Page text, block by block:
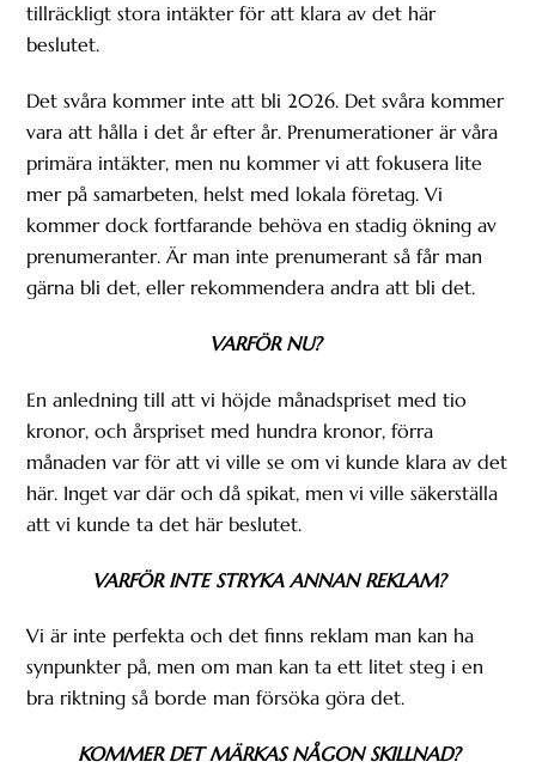
tillräckligt stora intäkter för att klara av det här
beslutet.
Det svåra kommer inte att bli 2026. Det svåra kommer
vara att hålla i det år efter år. Prenumerationer är våra
primära intäkter, men nu kommer vi att fokusera lite
mer på samarbeten, helst med lokala företag. Vi
kommer dock fortfarande behöva en stadig ökning av
prenumeranter. Är man inte prenumerant så får man
gärna bli det, eller rekommendera andra att bli det.
VARFÖR NU?
En anledning till att vi höjde månadspriset med tio
kronor, och årspriset med hundra kronor, förra
månaden var för att vi ville se om vi kunde klara av det
här. Inget var där och då spikat, men vi ville säkerställa
att vi kunde ta det här beslutet.
VARFÖR INTE STRYKA ANNAN REKLAM?
Vi är inte perfekta och det finns reklam man kan ha
synpunkter på, men om man kan ta ett litet steg i en
bra riktning så borde man försöka göra det.
KOMMER DET MÄRKAS NÅGON SKILLNAD?